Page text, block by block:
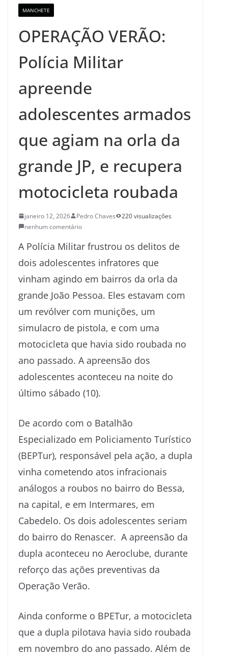
MANCHETE
OPERAÇÃO VERÃO:
Polícia Militar
apreende
adolescentes armados
que agiam na orla da
grande JP, e recupera
motocicleta roubada
janeiro 12, 2026 Pedro Chaves
220 visualizações
nenhum comentário
A Polícia Militar frustrou os delitos de
dois adolescentes infratores que
vinham agindo em bairros da orla da
grande João Pessoa. Eles estavam com
um revólver com munições, um
simulacro de pistola, e com uma
motocicleta que havia sido roubada no
ano passado. A apreensão dos
adolescentes aconteceu na noite do
último sábado (10).
De acordo com o Batalhão
Especializado em Policiamento Turístico
(BEPTur), responsável pela ação, a dupla
vinha cometendo atos infracionais
análogos a roubos no bairro do Bessa,
na capital, e em Intermares, em
Cabedelo. Os dois adolescentes seriam
do bairro do Renascer. A apreensão da
dupla aconteceu no Aeroclube, durante
reforço das ações preventivas da
Operação Verão.
Ainda conforme o BPETur, a motocicleta
que a dupla pilotava havia sido roubada
em novembro do ano passado. Além de